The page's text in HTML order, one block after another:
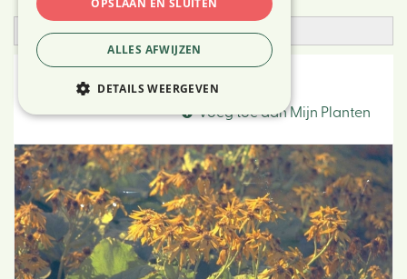
Open zoekfilter
Ligularia
Voeg toe aan Mijn Planten
OPSLAAN EN SLUITEN
ALLES AFWIJZEN
DETAILS WEERGEVEN